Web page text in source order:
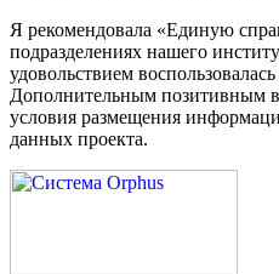
Я рекомендовала «Единую
подразделениях нашего
удовольствием
Дополнительным позитивным
условия размещения
данных проекта.